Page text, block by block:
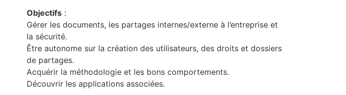
Objectifs :
Gérer les documents, les partages internes/externe à l’entreprise et
la sécurité.
Être autonome sur la création des utilisateurs, des droits et dossiers
de partages.
Acquérir la méthodologie et les bons comportements.
Découvrir les applications associées.